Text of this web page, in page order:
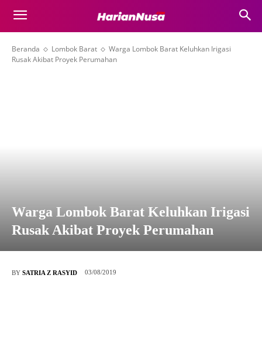
Beranda Lombok Barat
Warga Lombok Barat Keluhkan Irigasi
Rusak Akibat Proyek Perumahan
Warga Lombok Barat Keluhkan Irigasi
Rusak Akibat Proyek Perumahan
BY SATRIA Z RASYID 03/08/2019